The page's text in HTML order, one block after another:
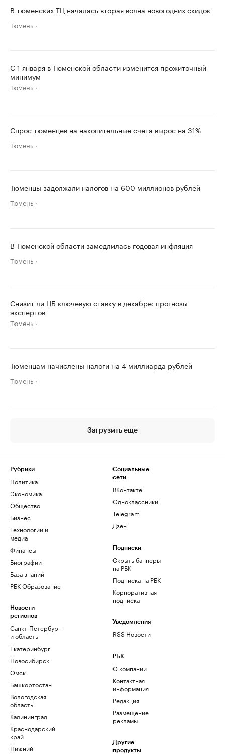
В тюменских ТЦ началась вторая волна новогодних скидок
Тюмень
С 1 января в Тюменской области изменится прожиточный
минимум
Тюмень
Спрос тюменцев на накопительные счета вырос на 31%
Тюмень
Тюменцы задолжали налогов на 600 миллионов рублей
Тюмень
В Тюменской области замедлилась годовая инфляция
Тюмень
Снизит ли ЦБ ключевую ставку в декабре: прогнозы
экспертов
Тюмень
Тюменцам начислены налоги на 4 миллиарда рублей
Тюмень
Загрузить еще
Рубрики
Политика
Экономика
Общество
Бизнес
Технологии и
медиа
Финансы
Биографии
База знаний
РБК Образование
Новости
регионов
Санкт-Петербург
и область
Екатеринбург
Новосибирск
Омск
Башкортостан
Вологодская
область
Калининград
Краснодарский
край
Нижний
Социальные
сети
ВКонтакте
Одноклассники
Telegram
Дзен
Подписки
Скрыть баннеры
на РБК
Подписка на РБК
Корпоративная
подписка
Уведомления
RSS Новости
РБК
О компании
Контактная
информация
Редакция
Размещение
рекламы
Другие
продукты